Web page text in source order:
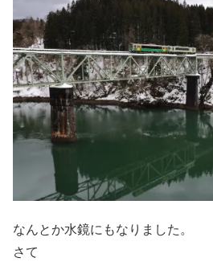
なんとか水鏡にもなりました。
さて